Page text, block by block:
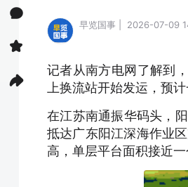
早览国事 | 2026-07-09
记者从南方电网了解到
上换流站开始发运，预
在江苏南通振华码头，
抵达广东阳江深海作业
高，单层平台面积接近一